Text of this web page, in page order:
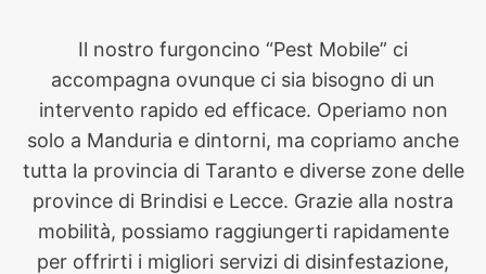
Il nostro furgoncino “Pest Mobile” ci
accompagna ovunque ci sia bisogno di un
intervento rapido ed efficace. Operiamo non
solo a Manduria e dintorni, ma copriamo anche
tutta la provincia di Taranto e diverse zone delle
province di Brindisi e Lecce. Grazie alla nostra
mobilità, possiamo raggiungerti rapidamente
per offrirti i migliori servizi di disinfestazione,